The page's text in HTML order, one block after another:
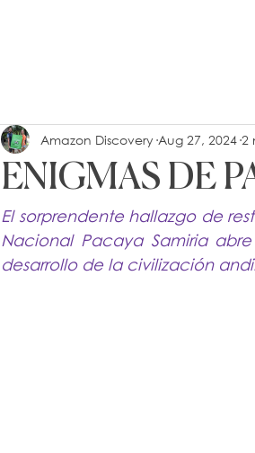
ENIGMAS DE
Amazon Discovery Aug 27, 2024 2
El sorprendente hallazgo de
Nacional Pacaya Samiria
desarrollo de la civilización